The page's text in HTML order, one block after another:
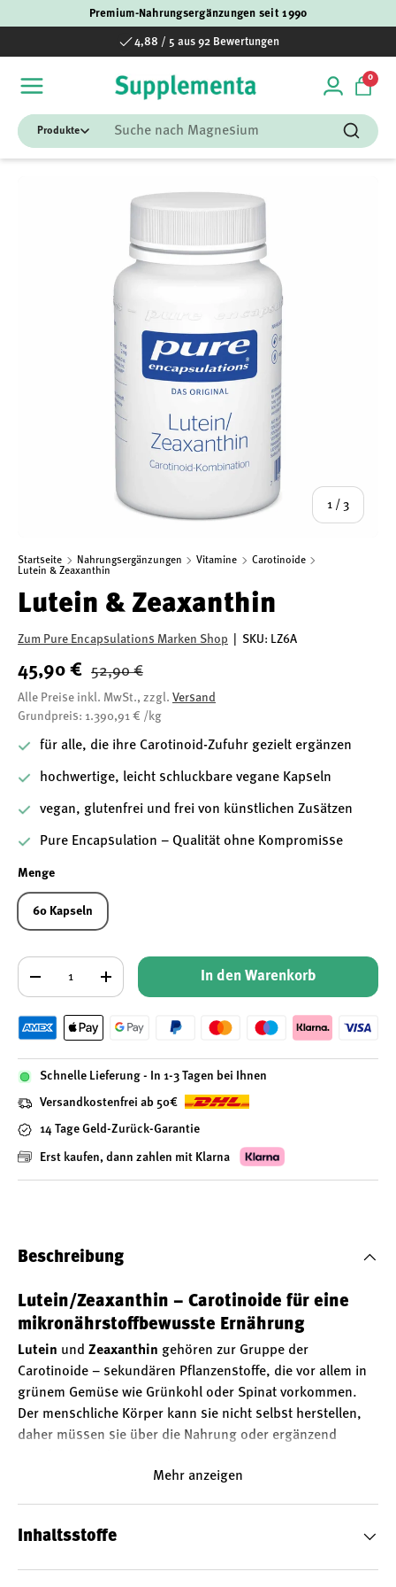
Premium-Nahrungsergänzungen seit 1990
4,88 / 5 aus 92 Bewertungen
Einloggen
00
Suchen
Suchen
1 / von
3
Startseite Nahrungsergänzungen Vitamine
Carotinoide
Lutein & Zeaxanthin
Lutein & Zeaxanthin
Zum Pure Encapsulations Marken Shop SKU: LZ6A
45,90 € 52,90 €
Alle Preise inkl. MwSt., zzgl. Versand
Grundpreis: 1.390,91 € /kg
für alle, die ihre Carotinoid-Zufuhr gezielt ergänzen
hochwertige, leicht schluckbare vegane Kapseln
vegan, glutenfrei und frei von künstlichen Zusätzen
Pure Encapsulation – Qualität ohne Kompromisse
Menge
60 Kapseln
Anzahl
+ In den Warenkorb
Schnelle Lieferung - In 1-3 Tagen bei Ihnen
Versandkostenfrei ab 50€
14 Tage Geld-Zurück-Garantie
Erst kaufen, dann zahlen mit Klarna
Beschreibung
Lutein/Zeaxanthin – Carotinoide für eine
mikronährstoffbewusste Ernährung
Lutein und Zeaxanthin gehören zur Gruppe der
Carotinoide – sekundären Pflanzenstoffe, die vor allem in
grünem Gemüse wie Grünkohl oder Spinat vorkommen.
Der menschliche Körper kann sie nicht selbst herstellen,
daher müssen sie über die Nahrung oder ergänzend
stammen aus zwei hochwertigen Markenrohstoffen:
FloraGLO® Lutein– 10 mg pro Kapsel
Mehr anzeigen
Inhaltsstoffe